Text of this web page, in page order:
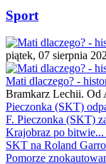
Sport
piątek, 07 sierpnia
Mati dlaczego? -
Bramkarz Lechii. Od
Pieczonka (SKT)
F. Pieczonka (SKT)
Krajobraz po
SKT na Roland
Pomorze